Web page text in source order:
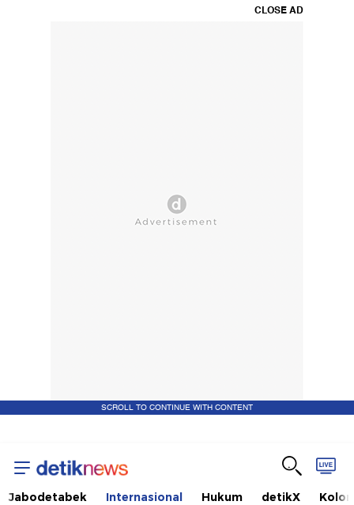
CLOSE AD
SCROLL TO CONTINUE WITH CONTENT
Jabodetabek Internasional Hukum detikX